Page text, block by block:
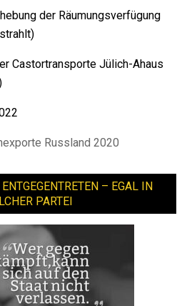
der Räumungsverfügung
Castortransporte Jülich-Ahaus
Russland 2020
– EGAL IN
PARTEI